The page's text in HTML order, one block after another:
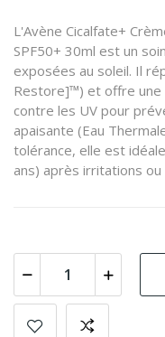
L'Avène Cicalfate+
SPF50+ 30ml est un
exposées au soleil. Il
Restore]™) et offre une
contre les UV pour
apaisante (Eau
tolérance, elle est
ans) après irritations